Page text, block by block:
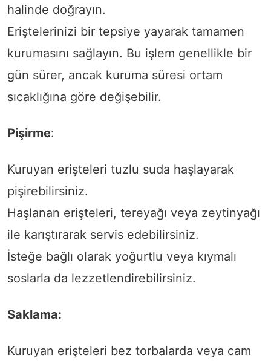
halinde doğrayın.
Eriştelerinizi bir tepsiye yayarak tamamen
kurumasını sağlayın. Bu işlem genellikle bir
gün sürer, ancak kuruma süresi ortam
sıcaklığına göre değişebilir.
Pişirme:
Kuruyan erişteleri tuzlu suda haşlayarak
pişirebilirsiniz.
Haşlanan erişteleri, tereyağı veya zeytinyağı
ile karıştırarak servis edebilirsiniz.
İsteğe bağlı olarak yoğurtlu veya kıymalı
soslarla da lezzetlendirebilirsiniz.
Saklama:
Kuruyan erişteleri bez torbalarda veya cam